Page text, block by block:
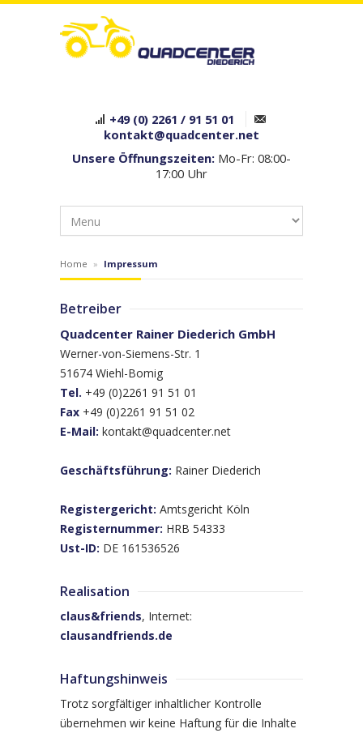
+49 (0) 2261 / 91 51 01
kontakt@quadcenter.net
Unsere Öffnungszeiten: Mo-Fr: 08:00-
17:00 Uhr
Home » Impressum
Betreiber
Quadcenter Rainer Diederich GmbH
Werner-von-Siemens-Str. 1
51674 Wiehl-Bomig
Tel. +49 (0)2261 91 51 01
Fax +49 (0)2261 91 51 02
E-Mail: kontakt@quadcenter.net
Geschäftsführung: Rainer Diederich
Registergericht: Amtsgericht Köln
Registernummer: HRB 54333
Ust-ID: DE 161536526
Realisation
claus&friends, Internet:
clausandfriends.de
Haftungshinweis
Trotz sorgfältiger inhaltlicher Kontrolle
übernehmen wir keine Haftung für die Inhalte